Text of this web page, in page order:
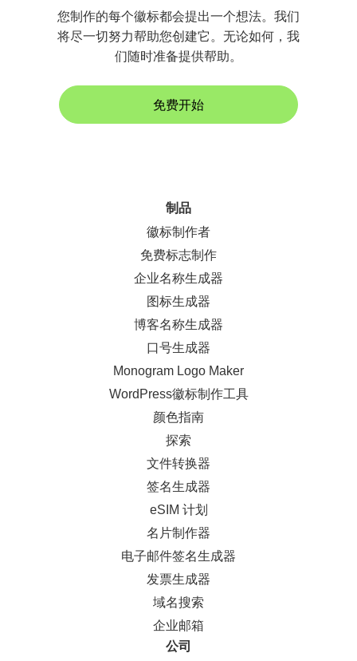
您制作的每个徽标都会提出一个想法。我们
将尽一切努力帮助您创建它。无论如何，我
们随时准备提供帮助。
免费开始
制品
徽标制作者
免费标志制作
企业名称生成器
图标生成器
博客名称生成器
口号生成器
Monogram Logo Maker
WordPress徽标制作工具
颜色指南
探索
文件转换器
签名生成器
eSIM 计划
名片制作器
电子邮件签名生成器
发票生成器
域名搜索
企业邮箱
公司